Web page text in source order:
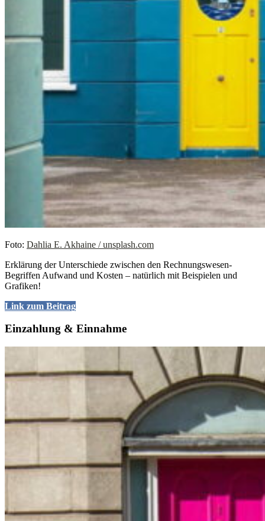
Foto: Dahlia E. Akhaine / unsplash.com
Erklärung der Unterschiede zwischen den Rechnungswesen-
Begriffen Aufwand und Kosten – natürlich mit Beispielen und
Grafiken!
Link zum Beitrag
Einzahlung & Einnahme